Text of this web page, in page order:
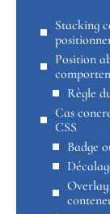
Stacking
Position
Règle
Cas
CSS
Badge